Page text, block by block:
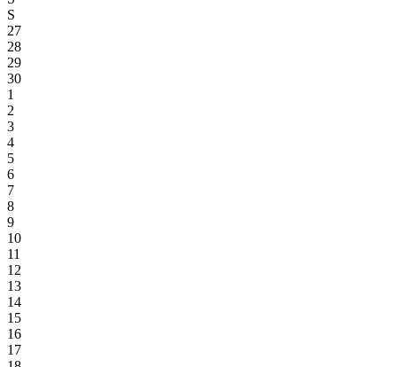
S
27
28
29
30
1
2
3
4
5
6
7
8
9
10
11
12
13
14
15
16
17